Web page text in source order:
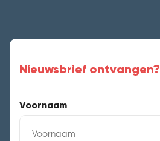
Nieuwsbrief ontvangen?
Voornaam